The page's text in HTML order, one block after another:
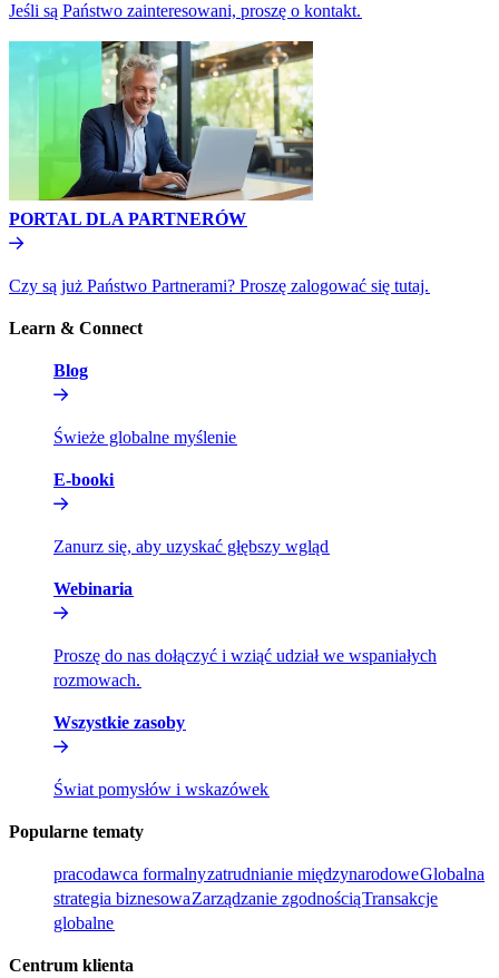
Jeśli są Państwo zainteresowani, proszę o kontakt.​​
PORTAL DLA PARTNERÓW​​
Czy są już Państwo Partnerami? Proszę zalogować się tutaj.​​
Learn & Connect​​
Blog​​
Świeże globalne myślenie​​
E-booki​​
Zanurz się, aby uzyskać głębszy wgląd​​
Webinaria​​
Proszę do nas dołączyć i wziąć udział we wspaniałych
rozmowach.​​
Wszystkie zasoby​​
Świat pomysłów i wskazówek​​
Popularne tematy​​
pracodawca formalny​​zatrudnianie międzynarodowe​​Globalna
strategia biznesowa​​Zarządzanie zgodnością​​Transakcje
globalne​​
Centrum klienta​​